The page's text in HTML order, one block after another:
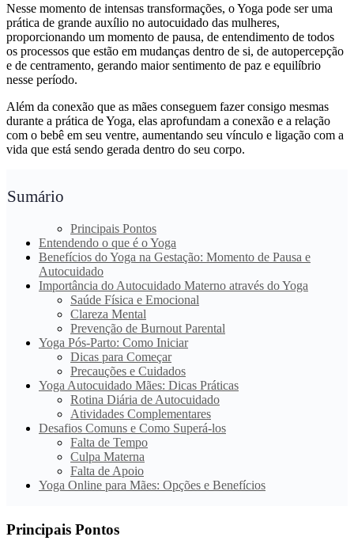
Nesse momento de intensas transformações, o Yoga pode ser uma
prática de grande auxílio no autocuidado das mulheres,
proporcionando um momento de pausa, de entendimento de todos
os processos que estão em mudanças dentro de si, de autopercepção
e de centramento, gerando maior sentimento de paz e equilíbrio
nesse período.
Além da conexão que as mães conseguem fazer consigo mesmas
durante a prática de Yoga, elas aprofundam a conexão e a relação
com o bebê em seu ventre, aumentando seu vínculo e ligação com a
vida que está sendo gerada dentro do seu corpo.
Sumário
Principais Pontos
Entendendo o que é o Yoga
Benefícios do Yoga na Gestação: Momento de Pausa e
Autocuidado
Importância do Autocuidado Materno através do Yoga
Saúde Física e Emocional
Clareza Mental
Prevenção de Burnout Parental
Yoga Pós-Parto: Como Iniciar
Dicas para Começar
Precauções e Cuidados
Yoga Autocuidado Mães: Dicas Práticas
Rotina Diária de Autocuidado
Atividades Complementares
Desafios Comuns e Como Superá-los
Falta de Tempo
Culpa Materna
Falta de Apoio
Yoga Online para Mães: Opções e Benefícios
Principais Pontos